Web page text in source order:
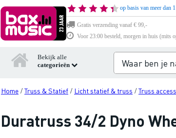
op basis van meer dan
Gratis verzending vanaf € 99,-
Voor 23:00 besteld, morgen in huis (mits
Bekijk alle
categorieën
Home /Truss & Statief / Licht statief & truss /Truss
Duratruss 34/2 Dyno